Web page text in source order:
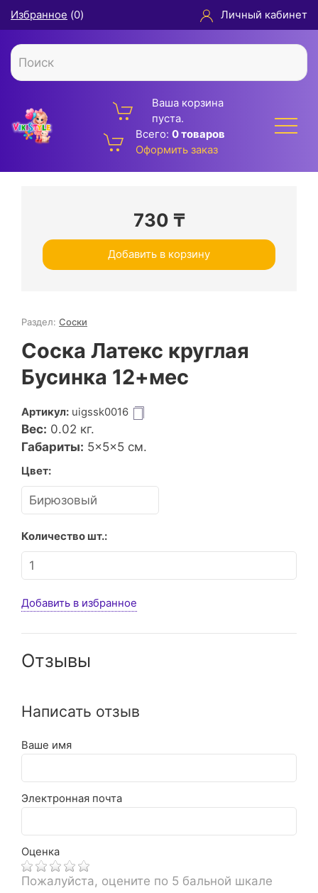
Избранное (0) Личный кабинет
Ваша корзина
пуста.
Всего: 0 товаров
Оформить заказ
730 ₸
Добавить в корзину
Раздел: Соски
Соска Латекс круглая
Бусинка 12+мес
Артикул: uigssk0016
Вес: 0.02 кг.
Габариты: 5×5×5 см.
Цвет:
Количество шт.:
Добавить в избранное
Отзывы
Написать отзыв
Ваше имя
Электронная почта
Оценка
Пожалуйста, оцените по 5 бальной шкале